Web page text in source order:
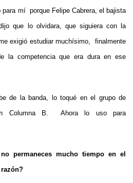
mí porque Felipe Cabrera, el bajista
que lo olvidara, que siguiera con la
exigió estudiar muchísimo, finalmente
la competencia que era dura en ese
de la banda, lo toqué en el grupo de
Columna B. Ahora lo uso para
permaneces mucho tiempo en el